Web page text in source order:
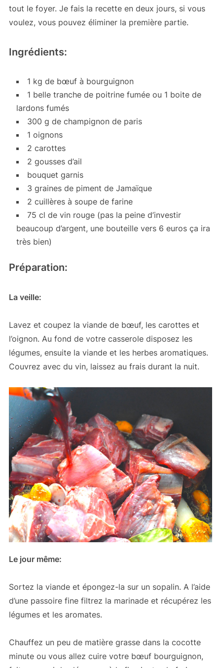
tout le foyer. Je fais la recette en deux jours, si vous
voulez, vous pouvez éliminer la première partie.
Ingrédients:
1 kg de bœuf à bourguignon
1 belle tranche de poitrine fumée ou 1 boite de
lardons fumés
300 g de champignon de paris
1 oignons
2 carottes
2 gousses d’ail
bouquet garnis
3 graines de piment de Jamaïque
2 cuillères à soupe de farine
75 cl de vin rouge (pas la peine d’investir
beaucoup d’argent, une bouteille vers 6 euros ça ira
très bien)
Préparation:
La veille:
Lavez et coupez la viande de bœuf, les carottes et
l’oignon. Au fond de votre casserole disposez les
légumes, ensuite la viande et les herbes aromatiques.
Couvrez avec du vin, laissez au frais durant la nuit.
Le jour même:
Sortez la viande et épongez-la sur un sopalin. A l’aide
d’une passoire fine filtrez la marinade et récupérez les
légumes et les aromates.
Chauffez un peu de matière grasse dans la cocotte
minute ou vous allez cuire votre bœuf bourguignon,